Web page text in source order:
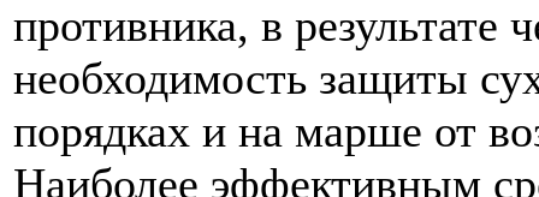
противника, в результате
необходимость защиты
порядках и на марше от
Наиболее эффективным